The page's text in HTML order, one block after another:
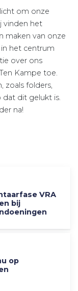
om onze
vinden het
maken van onze
in het centrum
over ons
Kampe toe.
zoals folders,
dat dit gelukt is.
na!
VRA
bij
op